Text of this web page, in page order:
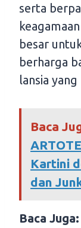
serta
besar
berharga
lansia yang
Baca
Kartini
dan
Baca Juga: